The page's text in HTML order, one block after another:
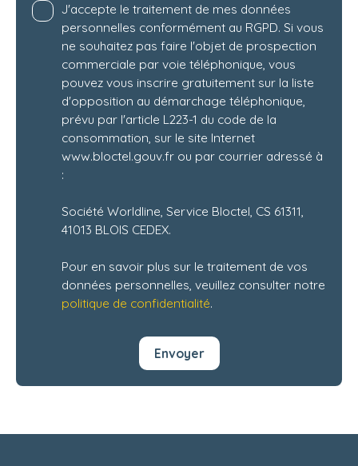
J'accepte le traitement de mes données
personnelles conformément au RGPD. Si vous
ne souhaitez pas faire l'objet de prospection
commerciale par voie téléphonique, vous
pouvez vous inscrire gratuitement sur la liste
d'opposition au démarchage téléphonique,
prévu par l'article L223-1 du code de la
consommation, sur le site Internet
www.bloctel.gouv.fr ou par courrier adressé à
:
Société Worldline, Service Bloctel, CS 61311,
41013 BLOIS CEDEX.
Pour en savoir plus sur le traitement de vos
données personnelles, veuillez consulter notre
politique de confidentialité.
Envoyer